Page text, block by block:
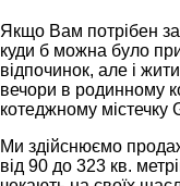
Якщо Вам потрібен
куди б можна було
відпочинок, але і
вечори в родинному
котеджному містечку
Ми здійснюємо
від 90 до 323 кв.